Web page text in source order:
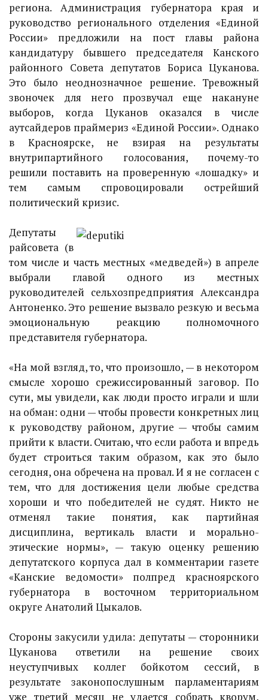
региона. Администрация губернатора края и
руководство регионального отделения «Единой
России» предложили на пост главы района
кандидатуру бывшего председателя Канского
районного Совета депутатов Бориса Цуканова.
Это было неоднозначное решение. Тревожный
звоночек для него прозвучал еще накануне
выборов, когда Цуканов оказался в числе
аутсайдеров праймериз «Единой России». Однако
в Красноярске, не взирая на результаты
внутрипартийного голосования, почему-то
решили поставить на проверенную «лошадку» и
тем самым спровоцировали острейший
политический кризис.
Депутаты
райсовета (в
том числе и часть местных «медведей») в апреле
выбрали главой одного из местных
руководителей сельхозпредприятия Александра
Антоненко. Это решение вызвало резкую и весьма
эмоциональную реакцию полномочного
представителя губернатора.
«На мой взгляд, то, что произошло, — в некотором
смысле хорошо срежиссированный заговор. По
сути, мы увидели, как люди просто играли и шли
на обман: одни — чтобы провести конкретных лиц
к руководству районом, другие — чтобы самим
прийти к власти. Считаю, что если работа и впредь
будет строиться таким образом, как это было
сегодня, она обречена на провал. И я не согласен с
тем, что для достижения цели любые средства
хороши и что победителей не судят. Никто не
отменял такие понятия, как партийная
дисциплина, вертикаль власти и морально-
этические нормы», — такую оценку решению
депутатского корпуса дал в комментарии газете
«Канские ведомости» полпред красноярского
губернатора в восточном территориальном
округе Анатолий Цыкалов.
Стороны закусили удила: депутаты — сторонники
Цуканова ответили на решение своих
неуступчивых коллег бойкотом сессий, в
результате законопослушным парламентариям
уже третий месяц не удается собрать кворум,